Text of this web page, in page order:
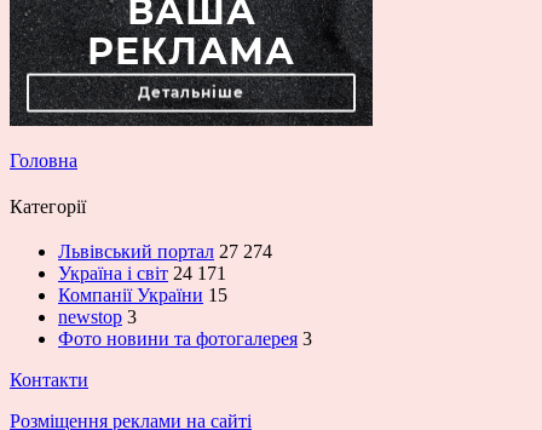
Головна
Категорії
Львівський портал 27 274
Україна і світ 24 171
Компанії України 15
newstop 3
Фото новини та фотогалерея 3
Контакти
Розміщення реклами на сайті